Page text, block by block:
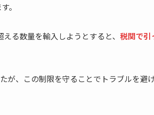
。
る数量を輸入しようとすると、 税関で引
が、この制限を守ることでトラブルを避